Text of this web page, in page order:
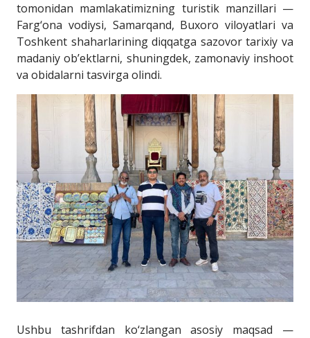
tomonidan mamlakatimizning turistik manzillari —
Farg‘ona vodiysi, Samarqand, Buxoro viloyatlari va
Toshkent shaharlarining diqqatga sazovor tarixiy va
madaniy ob’ektlarni, shuningdek, zamonaviy inshoot
va obidalarni tasvirga olindi.
Ushbu tashrifdan ko‘zlangan asosiy maqsad —